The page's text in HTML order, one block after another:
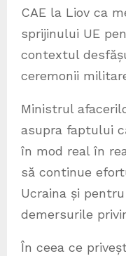
CAE la Liov ca
sprijinului UE
contextul
ceremonii
Ministrul
asupra faptului
în mod real în
să continue
Ucraina și
demersurile
În ceea ce